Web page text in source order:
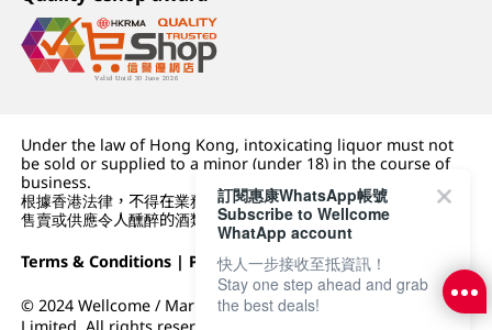
Under the law of Hong Kong, intoxicating liquor must not
be sold or supplied to a minor (under 18) in the course of
business.
根據香港法律，不得在業務過程中，向未成年人 (18 歲以下人士)
售賣或供應令人醺醉的酒類。
Terms & Conditions | Privacy Policy|DFI Retail Group
© 2024 Wellcome / Market Place. The Dairy Farm Company
訂閱惠康WhatsApp帳號
Subscribe to Wellcome
WhatApp account
快人一步接收至抵資訊！
Stay one step ahead and grab
the best deals!